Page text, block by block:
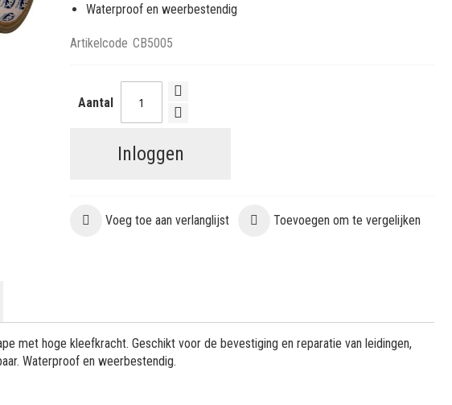
Waterproof en weerbestendig
Artikelcode CB5005
Aantal
Inloggen
Voeg toe aan verlanglijst Toevoegen om te vergelijken
met hoge kleefkracht. Geschikt voor de bevestiging en reparatie van leidingen,
Waterproof en weerbestendig.